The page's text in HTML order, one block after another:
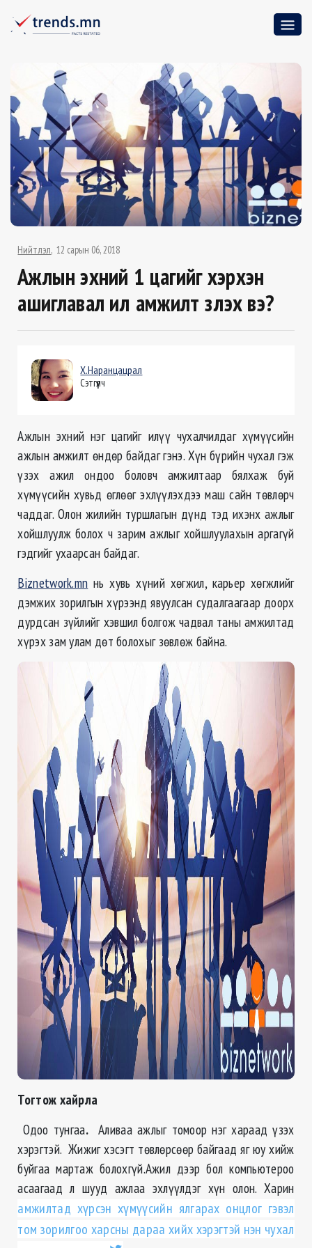
Нийтлэл 12 сарын 06, 2018
Ажлын эхний 1 цагийг хэрхэн
ашиглавал илүү амжилт үзүүлэх вэ?
Х.Наранцацрал
Сэтгүүлч
Ажлын эхний нэг цагийг илүү чухалчилдаг хүмүүсийн
ажлын амжилт өндөр байдаг гэнэ. Хүн бүрийн чухал гэж
үзэх ажил ондоо боловч амжилтаар бялхаж буй
хүмүүсийн хувьд өглөөг эхлүүлэхдээ маш сайн төвлөрч
чаддаг. Олон жилийн туршлагын дүнд тэд ихэнх ажлыг
хойшлуулж болох ч зарим ажлыг хойшлуулахын аргагүй
гэдгийг ухаарсан байдаг.
Biznetwork.mn нь хувь хүний хөгжил, карьер хөгжлийг
дэмжих зорилгын хүрээнд явуулсан судалгаагаар доорх
дурдсан зүйлийг хэвшил болгож чадвал таны амжилтад
хүрэх зам улам дөт болохыг зөвлөж байна.
Тогтож хайрла
Одоо тунгаа.Аливаа ажлыг томоор нэг хараад үзэх
хэрэгтэй. Жижиг хэсэгт төвлөрсөөр байгаад яг юу хийж
буйгаа мартаж болохгүй.Ажил дээр бол компьютероо
асаагаад л шууд ажлаа эхлүүлдэг хүн олон. Харин
амжилтад хүрсэн хүмүүсийн ялгарах онцлог гэвэл
том зорилгоо харсны дараа хийх хэрэгтэй нэн чухал